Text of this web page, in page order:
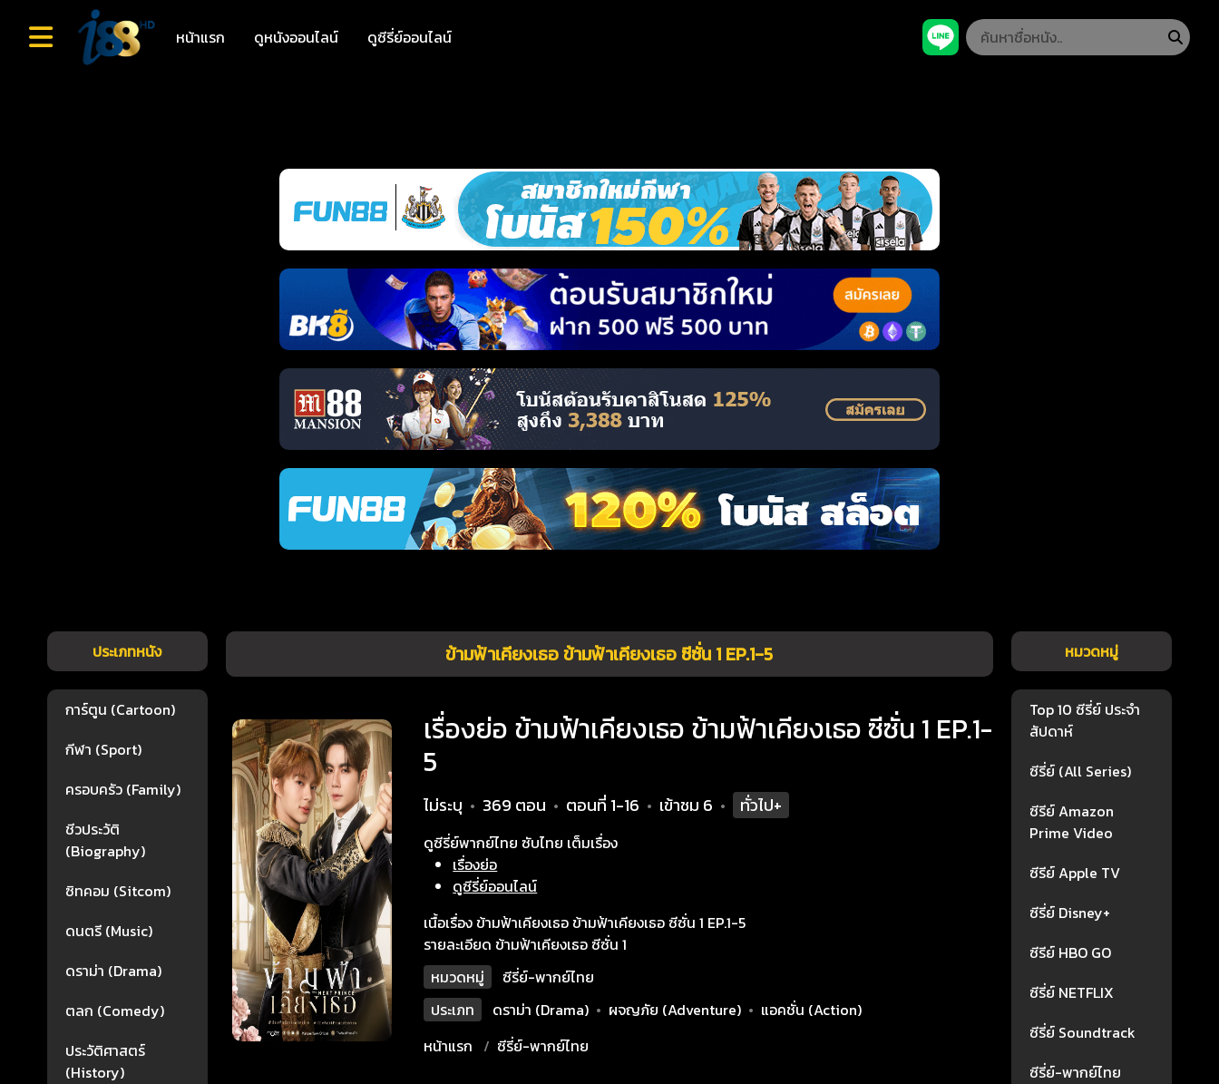
หน้าแรก ดูหนังออนไลน์ ดูซีรี่ย์ออนไลน์
ประเภทหนัง
การ์ตูน (Cartoon)
กีฬา (Sport)
ครอบครัว (Family)
ชีวประวัติ
(Biography)
ซิทคอม (Sitcom)
ดนตรี (Music)
ดราม่า (Drama)
ตลก (Comedy)
ประวัติศาสตร์
(History)
ข้ามฟ้าเคียงเธอ ข้ามฟ้าเคียงเธอ ซีซั่น 1 EP.1-5
เรื่องย่อ ข้ามฟ้าเคียงเธอ ข้ามฟ้าเคียงเธอ ซีซั่น 1 EP.1-
5
ไม่ระบุ • 369 ตอน • ตอนที่ 1-16 • เข้าชม 6 • ทั่วไป+
ดูซีรี่ย์พากย์ไทย ซับไทย เต็มเรื่อง
เรื่องย่อ
ดูซีรี่ย์ออนไลน์
เนื้อเรื่อง ข้ามฟ้าเคียงเธอ ข้ามฟ้าเคียงเธอ ซีซั่น 1 EP.1-5
รายละเอียด ข้ามฟ้าเคียงเธอ ซีซั่น 1
หมวดหมู่
ซีรี่ย์-พากย์ไทย
ประเภท
ดราม่า (Drama) • ผจญภัย (Adventure) • แอคชั่น (Action)
หน้าแรก
ซีรี่ย์-พากย์ไทย
หมวดหมู่
Top 10 ซีรี่ย์ ประจำ
สัปดาห์
ซีรี่ย์ (All Series)
ซีรีย์ Amazon
Prime Video
ซีรีย์ Apple TV
ซีรี่ย์ Disney+
ซีรีย์ HBO GO
ซีรี่ย์ NETFLIX
ซีรี่ย์ Soundtrack
ซีรี่ย์-พากย์ไทย